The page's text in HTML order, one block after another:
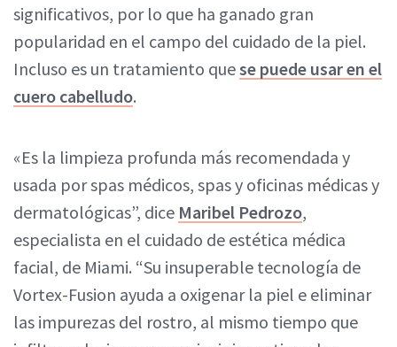
significativos, por lo que ha ganado gran
popularidad en el campo del cuidado de la piel.
Incluso es un tratamiento quese puede usar en el
cuero cabelludo.
«Es la limpieza profunda más recomendada y
usada por spas médicos, spas y oficinas médicas y
dermatológicas”, dice Maribel Pedrozo,
especialista en el cuidado de estética médica
facial, de Miami. “Su insuperable tecnología de
Vortex-Fusion ayuda a oxigenar la piel e eliminar
las impurezas del rostro, al mismo tiempo que